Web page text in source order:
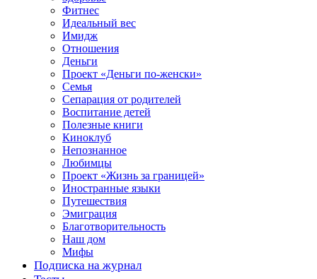
Фитнес
Идеальный вес
Имидж
Отношения
Деньги
Проект «Деньги по-женски»
Семья
Сепарация от родителей
Воспитание детей
Полезные книги
Киноклуб
Непознанное
Любимцы
Проект «Жизнь за границей»
Иностранные языки
Путешествия
Эмиграция
Благотворительность
Наш дом
Мифы
Подписка на журнал